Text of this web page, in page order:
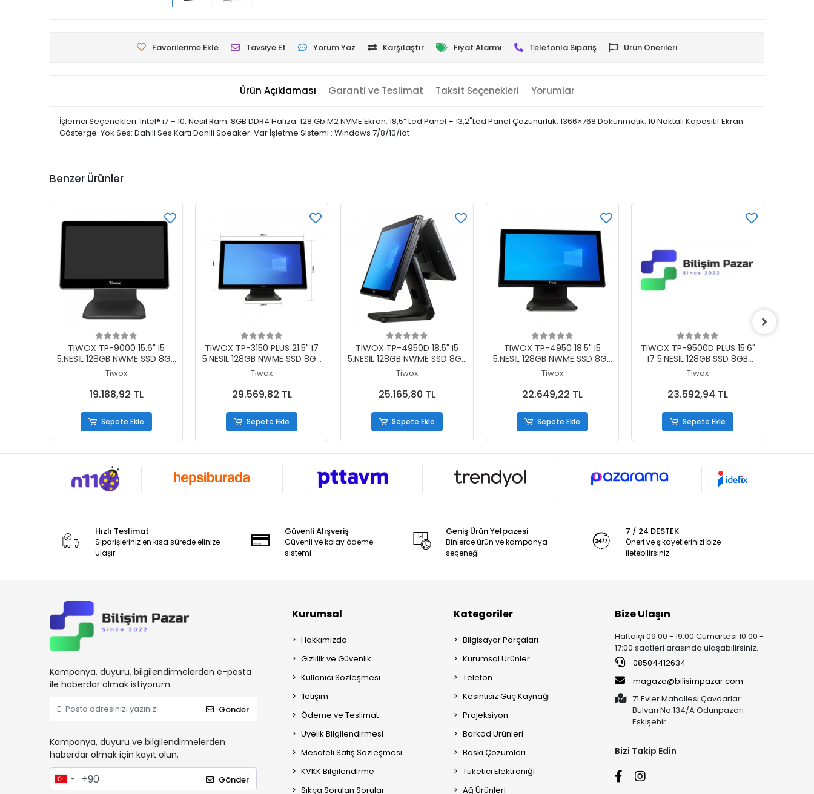
Favorilerime Ekle Tavsiye Et Yorum Yaz Karşılaştır Fiyat Alarmı Telefonla Sipariş Ürün Önerileri
Ürün Açıklaması Garanti ve Teslimat Taksit Seçenekleri Yorumlar
İşlemci Seçenekleri: Intel® i7 – 10. Nesil Ram: 8GB DDR4 Hafıza: 128 Gb M2 NVME Ekran: 18,5” Led Panel + 13,2"Led Panel Çözünürlük: 1366×768 Dokunmatik: 10 Noktalı Kapasitif Ekran
Gösterge: Yok Ses: Dahili Ses Kartı Dahili Speaker: Var İşletme Sistemi : Windows 7/8/10/iot
Benzer Ürünler
Sepete Ekle
TIWOX TP-9000 15.6" I5
5.NESİL 128GB NWME SSD 8GB
DDR3 RAM 1366X768
Tiwox
19.188,92 TL
Sepete Ekle
Sepete Ekle
TIWOX TP-3150 PLUS 21.5" I7
5.NESİL 128GB NWME SSD 8GB
DDR3 RAM 1366X768
Tiwox
29.569,82 TL
Sepete Ekle
Sepete Ekle
TIWOX TP-4950D 18.5" I5
5.NESİL 128GB NWME SSD 8GB
DDR3 RAM 1366X768 POS PC
Tiwox
25.165,80 TL
Sepete Ekle
Sepete Ekle
TIWOX TP-4950 18.5" I5
5.NESİL 128GB NWME SSD 8GB
DDR3 RAM 1366X768
Tiwox
22.649,22 TL
Sepete Ekle
Sepete Ekle
TIWOX TP-9500D PLUS 15.6"
I7 5.NESİL 128GB SSD 8GB
DDR3 RAM 1366X768 POS PC
Tiwox
23.592,94 TL
Sepete Ekle
Hızlı Teslimat
Siparişleriniz en kısa sürede elinize
ulaşır.
Güvenli Alışveriş
Güvenli ve kolay ödeme
sistemi
Geniş Ürün Yelpazesi
Binlerce ürün ve kampanya
seçeneği
7 / 24 DESTEK
Öneri ve şikayetlerinizi bize
iletebilirsiniz.
Kampanya, duyuru, bilgilendirmelerden e-posta
ile haberdar olmak istiyorum.
Gönder
Kampanya, duyuru ve bilgilendirmelerden
haberdar olmak için kayıt olun.
Gönder
Kurumsal
Hakkımızda
Gizlilik ve Güvenlik
Kullanıcı Sözleşmesi
İletişim
Ödeme ve Teslimat
Üyelik Bilgilendirmesi
Mesafeli Satış Sözleşmesi
KVKK Bilgilendirme
Sıkça Sorulan Sorular
Kategoriler
Bilgisayar Parçaları
Kurumsal Ürünler
Telefon
Kesintisiz Güç Kaynağı
Projeksiyon
Barkod Ürünleri
Baskı Çözümleri
Tüketici Elektroniği
Ağ Ürünleri
Bize Ulaşın
Haftaiçi 09:00 - 19:00 Cumartesi 10:00 -
17:00 saatleri arasında ulaşabilirsiniz.
08504412634
magaza@bilisimpazar.com
71 Evler Mahallesi Çavdarlar
Bulvarı No:134/A Odunpazarı-
Eskişehir
Bizi Takip Edin